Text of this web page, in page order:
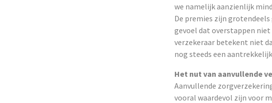
we namelijk aanzienlijk
De premies zijn
gevoel dat overstappen niet
verzekeraar betekent niet
nog steeds een
Het nut van aanvullende
Aanvullende
vooral waardevol zijn voor